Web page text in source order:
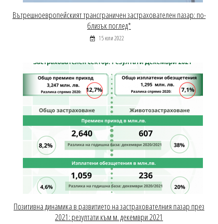
Вътрешноевропейският трансграничен застрахователен пазар: по-
близък поглед*
15 юли 2022
Позитивна динамика в развитието на застрахователния пазар през
2021: резултати към м. декември 2021